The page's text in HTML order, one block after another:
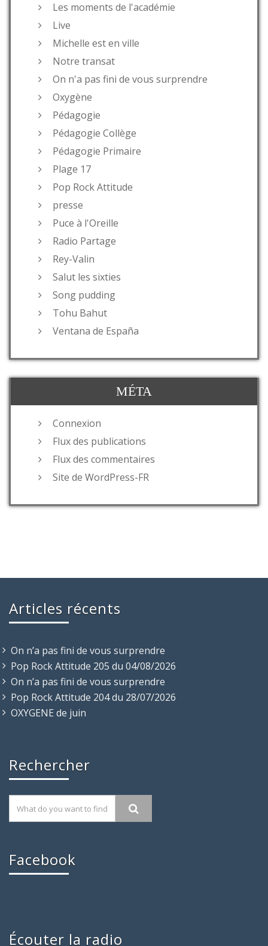
Les moments de l'académie
Live
Michelle est en ville
Notre transat
On n'a pas fini de vous surprendre
Oxygène
Pédagogie
Pédagogie Collège
Pédagogie Primaire
Plage 17
Pop Rock Attitude
presse
Puce à l'Oreille
Radio Partage
Rey-Valin
Salut les sixties
Song pudding
Tohu Bahut
Ventana de España
MÉTA
Connexion
Flux des publications
Flux des commentaires
Site de WordPress-FR
Articles récents
On n’a pas fini de vous surprendre
Pop Rock Attitude 205 du 04/08/2026
On n’a pas fini de vous surprendre
Pop Rock Attitude 204 du 28/07/2026
OXYGENE de juin
Rechercher
Facebook
Écouter la radio